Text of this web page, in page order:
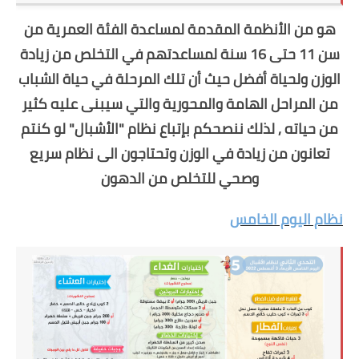
هو من الأنظمة المقدمة لمساعدة الفئة العمرية من
سن 11 حتى 16 سنة لمساعدتهم في التخلص من زيادة
الوزن ولحياة أفضل حيث أن تلك المرحلة في حياة الشباب
من المراحل الهامة والمحورية والتي سيبنى عليه كثير
من حياته , لذلك ننصحكم بإتباع نظام "الأشبال" لو كنتم
تعانون من زيادة في الوزن وتحتاجون الى نظام سريع
وصحي للتخلص من الدهون
نظام اليوم الخامس